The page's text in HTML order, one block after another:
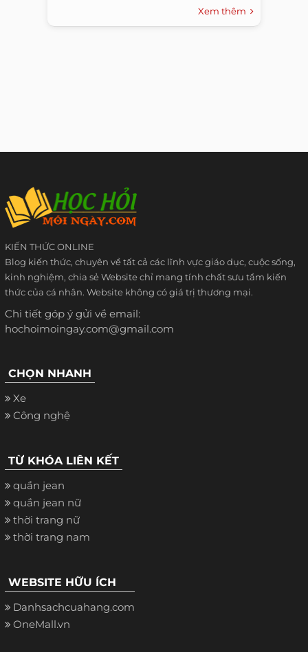
Xem thêm
KIẾN THỨC ONLINE
Blog kiến thức, chuyên về tất cả các lĩnh vực giáo dục, cuộc sống,
kinh nghiệm, chia sẻ Website chỉ mang tính chất sưu tầm kiến
thức của cá nhân. Website không có giá trị thương mại.
Chi tiết góp ý gửi về email:
hochoimoingay.com@gmail.com
CHỌN NHANH
Xe
Công nghệ
TỪ KHÓA LIÊN KẾT
quần jean
quần jean nữ
thời trang nữ
thời trang nam
WEBSITE HỮU ÍCH
Danhsachcuahang.com
OneMall.vn